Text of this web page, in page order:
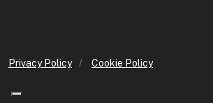
Privacy Policy / Cookie Policy